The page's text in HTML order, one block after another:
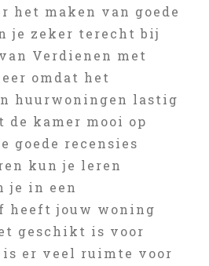
het maken van goede
je zeker terecht bij
Verdienen met
omdat het
huurwoningen lastig
de kamer mooi op
goede recensies
kun je leren
je in een
heeft jouw woning
geschikt is voor
is er veel ruimte voor